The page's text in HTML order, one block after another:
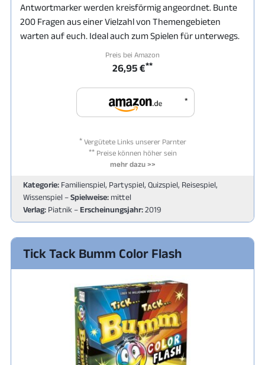
Antwortmarker werden kreisförmig angeordnet. Bunte
200 Fragen aus einer Vielzahl von Themengebieten
warten auf euch. Ideal auch zum Spielen für unterwegs.
Preis bei Amazon
26,95 €**
*
*Vergütete Links unserer Parnter
**Preise können höher sein
mehr dazu >>
Kategorie: Familienspiel, Partyspiel, Quizspiel, Reisespiel,
Wissenspiel –Spielweise: mittel
Verlag: Piatnik – Erscheinungsjahr:2019
Tick Tack Bumm Color Flash